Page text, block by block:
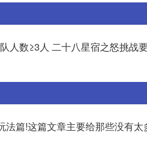
人数≥3人 二十八星宿之怒挑战
篇!这篇文章主要给那些没有